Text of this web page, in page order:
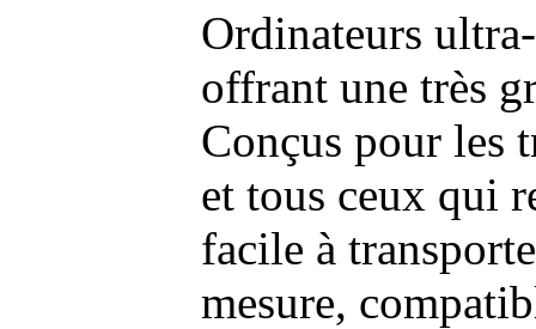
Ordinateurs
offrant une très
Conçus pour les
et tous ceux qui
facile à
mesure,